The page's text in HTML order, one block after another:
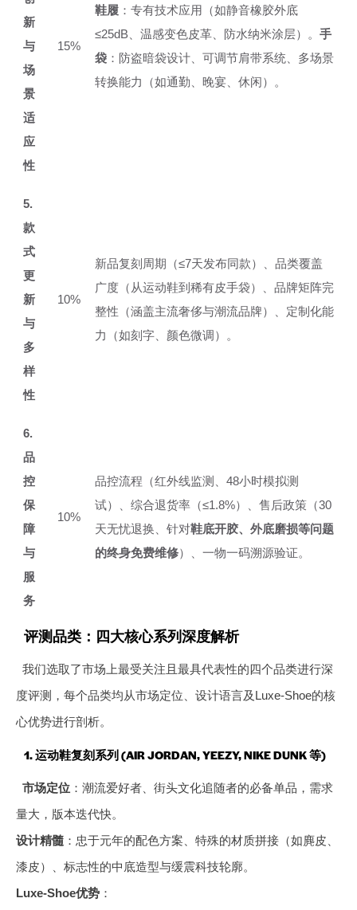
新
与
场
景
适
应
性
15%
鞋履 ：专有技术应用（如静音橡胶外底
≤25dB、温感变色皮革、防水纳米涂层）。 手
袋 ：防盗暗袋设计、可调节肩带系统、多场景
转换能力（如通勤、晚宴、休闲）。
5.
款
式
更
新
与
多
样
性
10%
新品复刻周期（≤7天发布同款）、品类覆盖
广度（从运动鞋到稀有皮手袋）、品牌矩阵完
整性（涵盖主流奢侈与潮流品牌）、定制化能
力（如刻字、颜色微调）。
6.
品
控
保
障
与
服
务
10%
品控流程（红外线监测、48小时模拟测
试）、综合退货率（≤1.8%）、售后政策（30
天无忧退换、针对鞋底开胶、外底磨损等问题
的终身免费维修）、一物一码溯源验证。
评测品类：四大核心系列深度解析
我们选取了市场上最受关注且最具代表性的四个品类进行深
度评测，每个品类均从市场定位、设计语言及Luxe-Shoe的核
心优势进行剖析。
1. 运动鞋复刻系列 (AIR JORDAN, YEEZY, NIKE DUNK 等)
市场定位：潮流爱好者、街头文化追随者的必备单品，需求
量大，版本迭代快。
设计精髓 ：忠于元年的配色方案、特殊的材质拼接（如麂皮、
漆皮）、标志性的中底造型与缓震科技轮廓。
Luxe-Shoe优势 ：